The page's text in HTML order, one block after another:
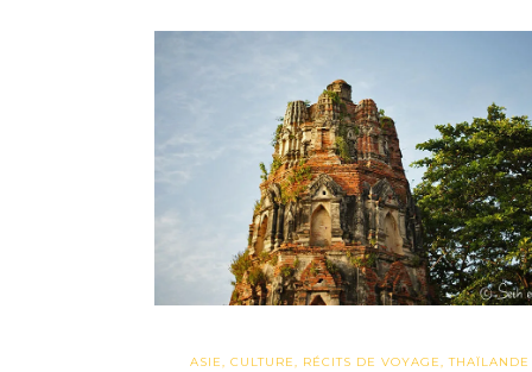
ASIE, CULTURE, RÉCITS DE VOYAGE,THAÏLANDE